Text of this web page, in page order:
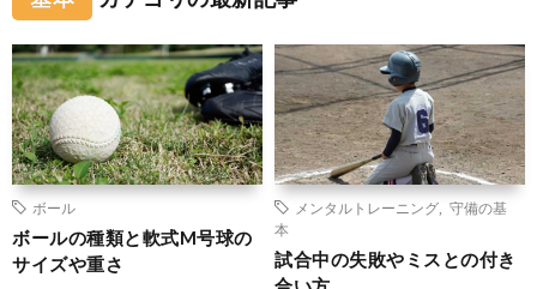
ボール
ボールの種類と軟式M号球の
サイズや重さ
メンタルトレーニング
守備の基
本
試合中の失敗やミスとの付き